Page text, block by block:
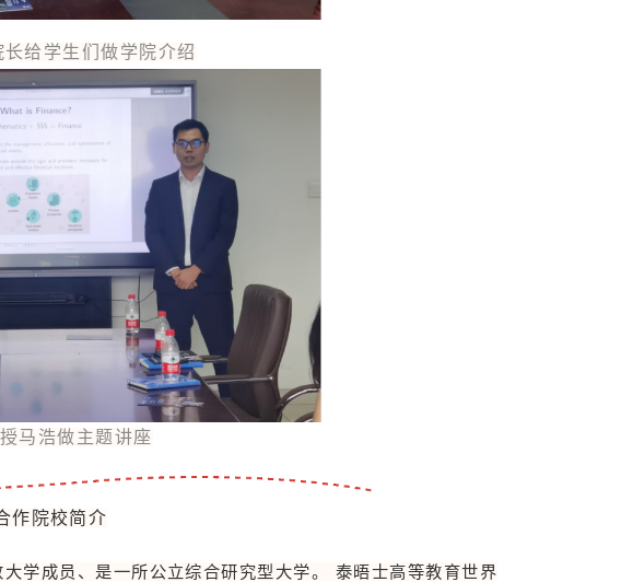
给学生们做学院介绍
马浩做主题讲座
作院校简介
学成员、是一所公立综合研究型大学。 泰晤士高等教育世界